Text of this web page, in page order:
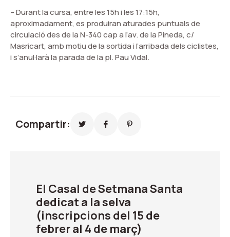
– Durant la cursa, entre les 15h i les 17:15h,
aproximadament, es produiran aturades puntuals de
circulació des de la N-340 cap a l’av. de la Pineda, c/
Masricart, amb motiu de la sortida i l’arribada dels ciclistes,
i s’anul·larà la parada de la pl. Pau Vidal.
Compartir:
El Casal de Setmana Santa
dedicat a la selva
(inscripcions del 15 de
febrer al 4 de març)